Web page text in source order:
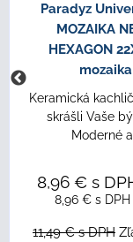
Classica
4,8X40
Keramická
skrášli Vaše
Moderné
3,14 € s
3,14 € s
4,02 €s DPH